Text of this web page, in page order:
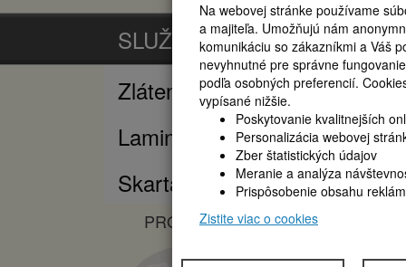
SLUŽBY
Zlátenie a hĺbkotlač
Laminácia
Skartácia
PRODUKTY
Na webovej stránke používame
a majiteľa. Umožňujú nám
komunikáciu so zákazníkmi a Váš
nevyhnutné pre správne
podľa osobných preferencií.
vypísané nižšie.
Poskytovanie kvalitnejších
Personalizácia webovej
Zber štatistických údajov
Meranie a analýza
Prispôsobenie obsahu reklám
Zistite viac o cookies